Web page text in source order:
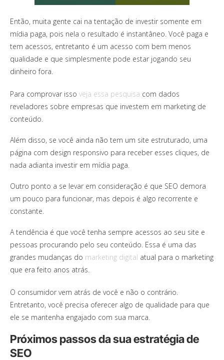
Então, muita gente cai na tentação de investir somente em
mídia paga, pois nela o resultado é instantâneo. Você paga e
tem acessos, entretanto é um acesso com bem menos
qualidade e que simplesmente pode estar jogando seu
dinheiro fora.
Para comprovar isso veja essa pesquisa com dados
reveladores sobre empresas que investem em marketing de
conteúdo.
Além disso, se você ainda não tem um site estruturado, uma
página com design responsivo para receber esses cliques, de
nada adianta investir em mídia paga.
Outro ponto a se levar em consideração é que SEO demora
um pouco para funcionar, mas depois é algo recorrente e
constante.
A tendência é que você tenha sempre acessos ao seu site e
pessoas procurando pelo seu conteúdo. Essa é uma das
grandes mudanças do marketing digital atual para o marketing
que era feito anos atrás.
O consumidor vem atrás de você e não o contrário.
Entretanto, você precisa oferecer algo de qualidade para que
ele se mantenha engajado com sua marca.
Próximos passos da sua estratégia de
SEO